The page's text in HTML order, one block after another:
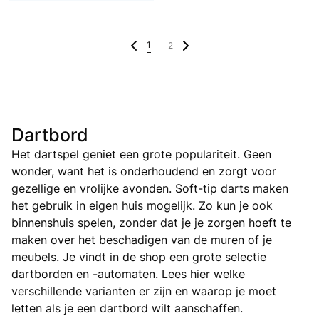
1 2
Dartbord
Het dartspel geniet een grote populariteit. Geen
wonder, want het is onderhoudend en zorgt voor
gezellige en vrolijke avonden. Soft-tip darts maken
het gebruik in eigen huis mogelijk. Zo kun je ook
binnenshuis spelen, zonder dat je je zorgen hoeft te
maken over het beschadigen van de muren of je
meubels. Je vindt in de shop een grote selectie
dartborden en -automaten. Lees hier welke
verschillende varianten er zijn en waarop je moet
letten als je een dartbord wilt aanschaffen.